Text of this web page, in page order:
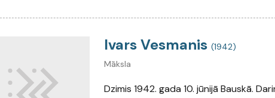
Ivars Vesmanis (1942)
Māksla
Dzimis 1942. gada 10. jūnijā Bauskā.